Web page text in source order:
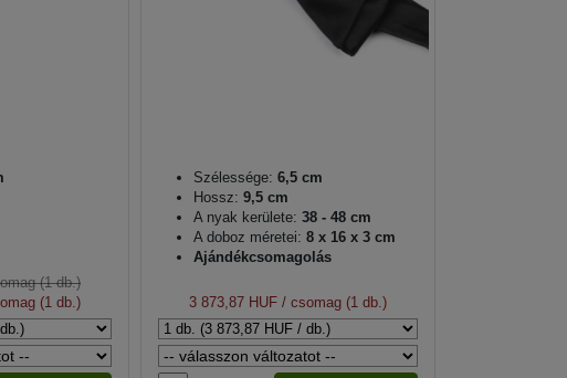
(1 db.)
(1 db.)
Szélessége: 6,5 cm
Hossz: 9,5 cm
A nyak kerülete: 38 - 48 cm
A doboz méretei: 8 x 16 x 3 cm
Ajándékcsomagolás
3 873,87 HUF/ csomag (1 db.)